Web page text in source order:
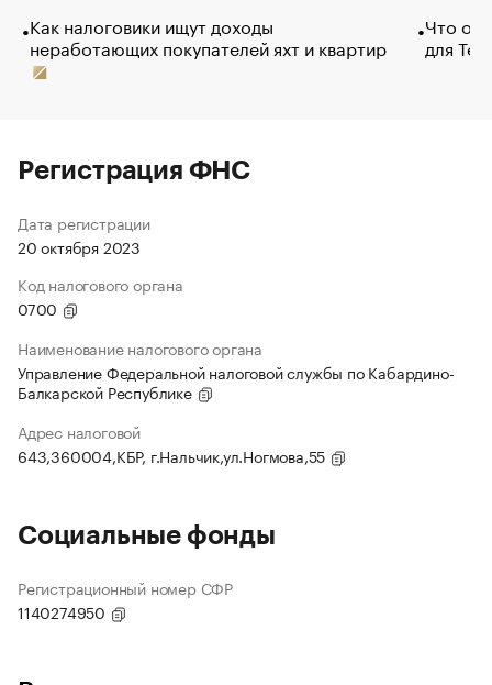
Как налоговики ищут доходы
неработающих покупателей яхт и квартир
Что
для
Регистрация ФНС
Дата регистрации
20 октября 2023
Код налогового органа
0700
Наименование налогового органа
Управление Федеральной налоговой службы по Кабардино-
Балкарской Республике
Адрес налоговой
643,360004,КБР, г.Нальчик,ул.Ногмова,55
Социальные фонды
Регистрационный номер СФР
1140274950